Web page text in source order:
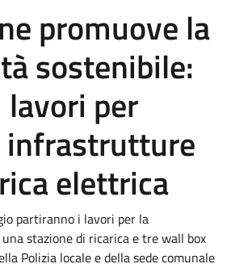
promuove la
sostenibile:
lavori per
infrastrutture
elettrica
partiranno i lavori per la
stazione di ricarica e tre wall box
Polizia locale e della sede comunale